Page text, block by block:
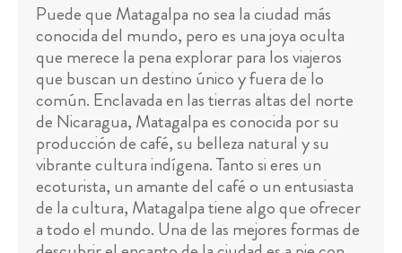
Puede que Matagalpa no sea la ciudad más
conocida del mundo, pero es una joya oculta
que merece la pena explorar para los viajeros
que buscan un destino único y fuera de lo
común. Enclavada en las tierras altas del norte
de Nicaragua, Matagalpa es conocida por su
producción de café, su belleza natural y su
vibrante cultura indígena. Tanto si eres un
ecoturista, un amante del café o un entusiasta
de la cultura, Matagalpa tiene algo que ofrecer
a todo el mundo. Una de las mejores formas de